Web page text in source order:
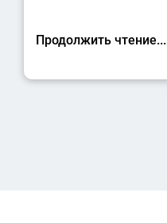
Продолжить чтение...